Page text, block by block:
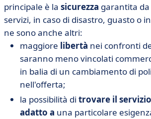
principale è la sicurezza garantita
servizi, in caso di disastro, guasto o
ne sono anche altri:
maggiore libertà nei confronti
saranno meno vincolati
in balia di un cambiamento di
nell'offerta;
la possibilità di trovare il
adatto a una particolare